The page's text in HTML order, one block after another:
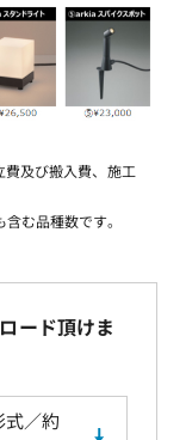
及び搬入費、施工
む品種数です。
ード頂けま
式／約